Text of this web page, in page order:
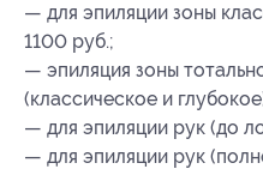
— для эпиляции зоны
1100 руб.;
— эпиляция зоны
(классическое и
— для эпиляции рук (до
— для эпиляции рук